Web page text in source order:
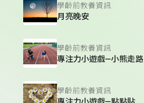
學齡前教養資訊
月亮晚安
學齡前教養資訊
專注力小遊戲—小熊走路
學齡前教養資訊